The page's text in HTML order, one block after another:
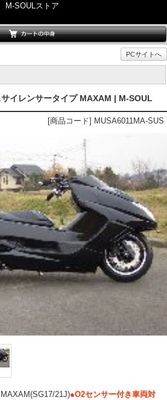
M-SOULストア
PCサイトへ
イレンサータイプ MAXAM | M-SOUL
[商品コード] MUSA6011MA-SUS
21J)●O2センサー付き車両対